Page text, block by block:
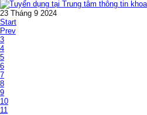
23 Tháng 9 2024
Start
Prev
3
4
5
6
7
8
9
10
11